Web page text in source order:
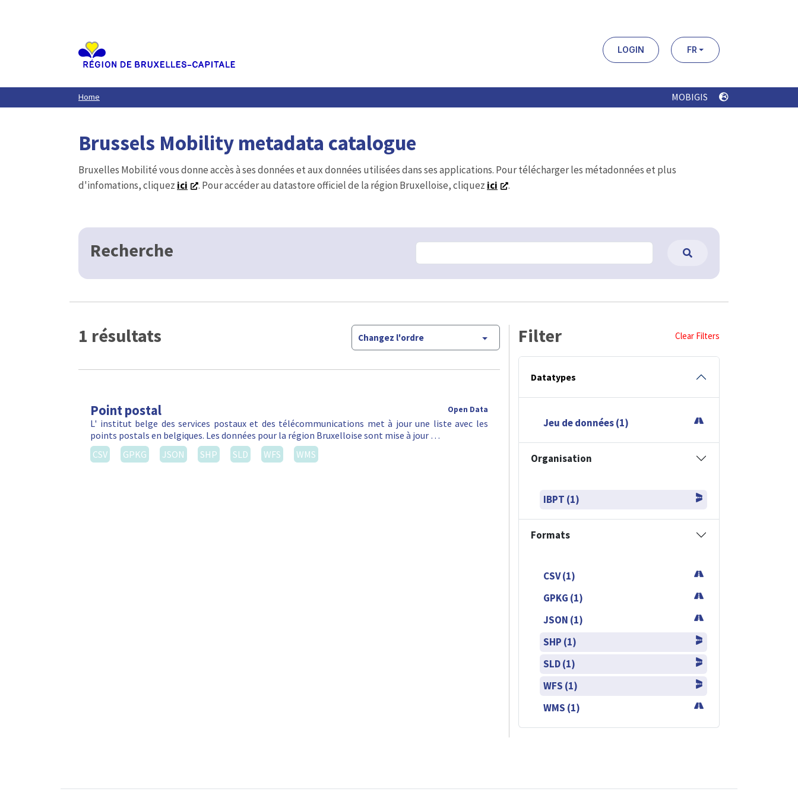
LOGIN FR
Home MOBIGIS
Brussels Mobility metadata catalogue
Bruxelles Mobilité vous donne accès à ses données et aux données utilisées dans ses applications. Pour télécharger les métadonnées et plus
d'infomations, cliquez ici . Pour accéder au datastore officiel de la région Bruxelloise, cliquez ici .
Recherche
1 résultats Changez l'ordre
Point postal Open Data
L' institut belge des services postaux et des télécommunications met à jour une liste avec les
points postals en belgiques. Les données pour la région Bruxelloise sont mise à jour …
CSV
GPKG JSON SHP SLD WFS WMS
Filter Clear Filters
Datatypes
Jeu de données (1)
Organisation
IBPT (1)
Formats
CSV (1)
GPKG (1)
JSON (1)
SHP (1)
SLD (1)
WFS (1)
WMS (1)